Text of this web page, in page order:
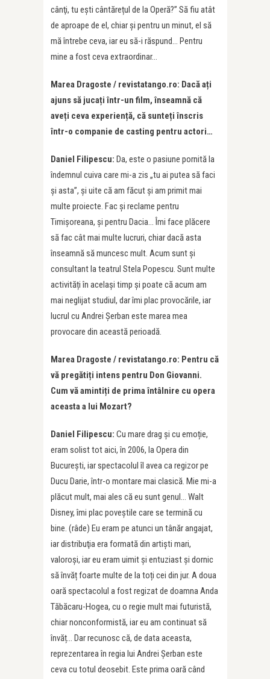
cânţi, tu ești cântărețul de la Operă?” Să fiu atât
de aproape de el, chiar şi pentru un minut, el să
mă întrebe ceva, iar eu să-i răspund… Pentru
mine a fost ceva extraordinar…
Marea Dragoste / revistatango.ro: Dacă ați
ajuns să jucați într-un film, înseamnă că
aveți ceva experiență, că sunteți înscris
într-o companie de casting pentru actori…
Daniel Filipescu: Da, este o pasiune pornită la
îndemnul cuiva care mi-a zis „tu ai putea să faci
şi asta”, și uite că am făcut și am primit mai
multe proiecte. Fac şi reclame pentru
Timişoreana, şi pentru Dacia… Îmi face plăcere
să fac cât mai multe lucruri, chiar dacă asta
înseamnă să muncesc mult. Acum sunt şi
consultant la teatrul Stela Popescu. Sunt multe
activități în același timp și poate că acum am
mai neglijat studiul, dar îmi plac provocările, iar
lucrul cu Andrei Şerban este marea mea
provocare din această perioadă.
Marea Dragoste / revistatango.ro: Pentru că
vă pregătiți intens pentru Don Giovanni.
Cum vă amintiți de prima întâlnire cu opera
aceasta a lui Mozart?
Daniel Filipescu: Cu mare drag și cu emoție,
eram solist tot aici, în 2006, la Opera din
București, iar spectacolul îl avea ca regizor pe
Ducu Darie, într-o montare mai clasică. Mie mi-a
plăcut mult, mai ales că eu sunt genul… Walt
Disney, îmi plac poveştile care se termină cu
bine. (râde) Eu eram pe atunci un tânăr angajat,
iar distribuţia era formată din artişti mari,
valoroşi, iar eu eram uimit și entuziast și dornic
să învăț foarte multe de la toți cei din jur. A doua
oară spectacolul a fost regizat de doamna Anda
Tăbăcaru-Hogea, cu o regie mult mai futuristă,
chiar nonconformistă, iar eu am continuat să
învăț… Dar recunosc că, de data aceasta,
reprezentarea în regia lui Andrei Şerban este
ceva cu totul deosebit. Este prima oară când